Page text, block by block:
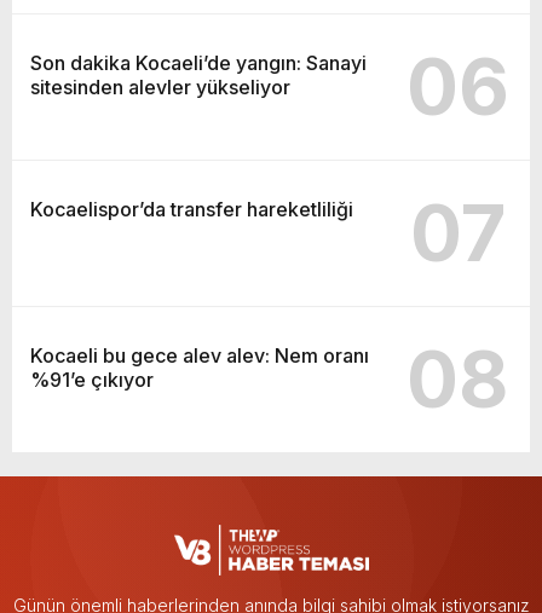
Son dakika Kocaeli’de yangın: Sanayi
sitesinden alevler yükseliyor
06
Kocaelispor’da transfer hareketliliği 07
Kocaeli bu gece alev alev: Nem oranı
%91’e çıkıyor
08
Günün önemli haberlerinden anında bilgi sahibi olmak istiyorsanız